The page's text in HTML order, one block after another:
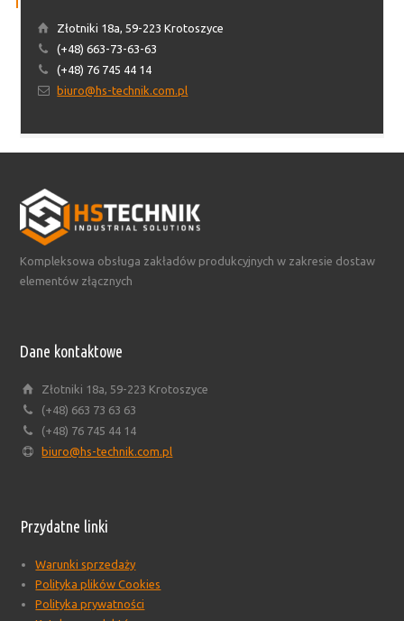
Złotniki 18a, 59-223 Krotoszyce
(+48) 663-73-63-63
(+48) 76 745 44 14
biuro@hs-technik.com.pl
Kompleksowa obsługa zakładów produkcyjnych w zakresie dostaw
elementów złącznych
Dane kontaktowe
Złotniki 18a, 59-223 Krotoszyce
(+48) 663 73 63 63
(+48) 76 745 44 14
biuro@hs-technik.com.pl
Przydatne linki
Warunki sprzedaży
Polityka plików Cookies
Polityka prywatności